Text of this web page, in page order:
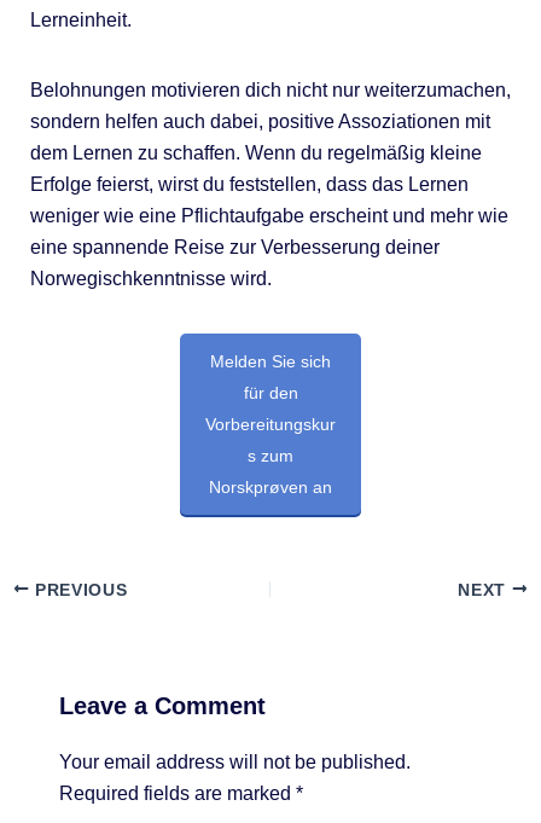
Lerneinheit.
Belohnungen motivieren dich nicht nur weiterzumachen,
sondern helfen auch dabei, positive Assoziationen mit
dem Lernen zu schaffen. Wenn du regelmäßig kleine
Erfolge feierst, wirst du feststellen, dass das Lernen
weniger wie eine Pflichtaufgabe erscheint und mehr wie
eine spannende Reise zur Verbesserung deiner
Norwegischkenntnisse wird.
Melden Sie sich
für den
Vorbereitungskur
s zum
Norskprøven an
PREVIOUS NEXT
Leave a Comment
Your email address will not be published.
Required fields are marked *